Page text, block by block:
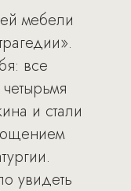
мебели
все
и стали
увидеть